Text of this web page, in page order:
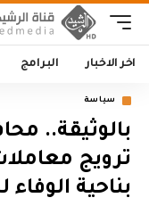
اخر الاخبار البرامج
سياسة
بالوثيقة..
ترويج
بناحية